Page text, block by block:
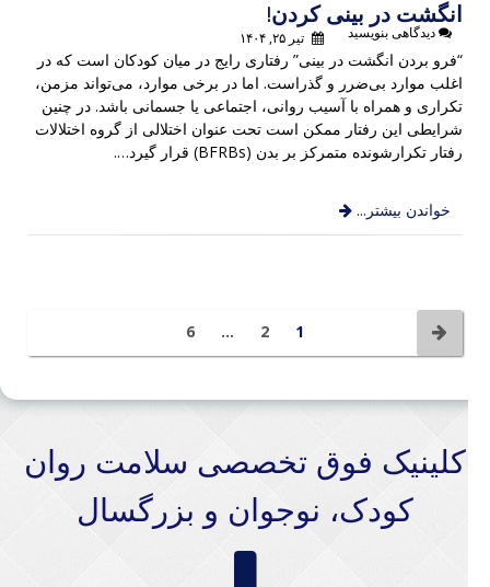
انگشت در بینی کردن!
تیر ۲۵, ۱۴۰۴ دیدگاهی بنویسید
“فرو بردن انگشت در بینی” رفتاری رایج در میان کودکان است که در
اغلب موارد بی‌ضرر و گذراست. اما در برخی موارد، می‌تواند مزمن،
تکراری و همراه با آسیب روانی، اجتماعی یا جسمانی باشد. در چنین
شرایطی این رفتار ممکن است تحت عنوان اختلالی از گروه اختلالات
رفتار تکرارشونده متمرکز بر بدن (BFRBs) قرار گیرد….
خواندن بیشتر...
کلینیک فوق تخصصی سلامت روان
کودک، نوجوان و بزرگسال